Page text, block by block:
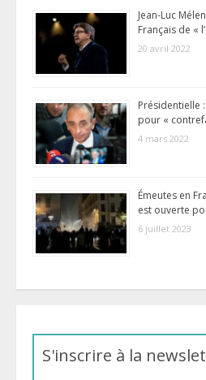
Jean-Luc
Français de «
20 avril 2022
Présidentielle
pour «
4 mars 2022
Émeutes en
est ouverte
6 juillet 2023
S'inscrire à la